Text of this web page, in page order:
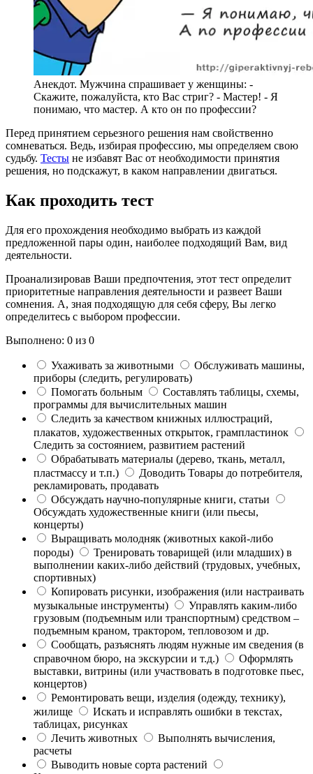
Анекдот. Мужчина спрашивает у женщины: -
Скажите, пожалуйста, кто Вас стриг? - Мастер! - Я
понимаю, что мастер. А кто он по профессии?
Перед принятием серьезного решения нам свойственно
сомневаться. Ведь, избирая профессию, мы определяем свою
судьбу. Тесты не избавят Вас от необходимости принятия
решения, но подскажут, в каком направлении двигаться.
Как проходить тест
Для его прохождения необходимо выбрать из каждой
предложенной пары один, наиболее подходящий Вам, вид
деятельности.
Проанализировав Ваши предпочтения, этот тест определит
приоритетные направления деятельности и развеет Ваши
сомнения. А, зная подходящую для себя сферу, Вы легко
определитесь с выбором профессии.
Выполнено: 0 из 0
Ухаживать за животными
Обслуживать машины,
приборы (следить, регулировать)
Помогать больным
Составлять таблицы, схемы,
программы для вычислительных машин
Следить за качеством книжных иллюстраций,
плакатов, художественных открыток, грампластинок
Следить за состоянием, развитием растений
Обрабатывать материалы (дерево, ткань, металл,
пластмассу и т.п.)
Доводить Товары до потребителя,
рекламировать, продавать
Обсуждать научно-популярные книги, статьи
Обсуждать художественные книги (или пьесы,
концерты)
Выращивать молодняк (животных какой-либо
породы)
Тренировать товарищей (или младших) в
выполнении каких-либо действий (трудовых, учебных,
спортивных)
Копировать рисунки, изображения (или настраивать
музыкальные инструменты)
Управлять каким-либо
грузовым (подъемным или транспортным) средством –
подъемным краном, трактором, тепловозом и др.
Сообщать, разъяснять людям нужные им сведения (в
справочном бюро, на экскурсии и т.д.)
Оформлять
выставки, витрины (или участвовать в подготовке пьес,
концертов)
Ремонтировать вещи, изделия (одежду, технику),
жилище
Искать и исправлять ошибки в текстах,
таблицах, рисунках
Лечить животных
Выполнять вычисления,
расчеты
Выводить новые сорта растений